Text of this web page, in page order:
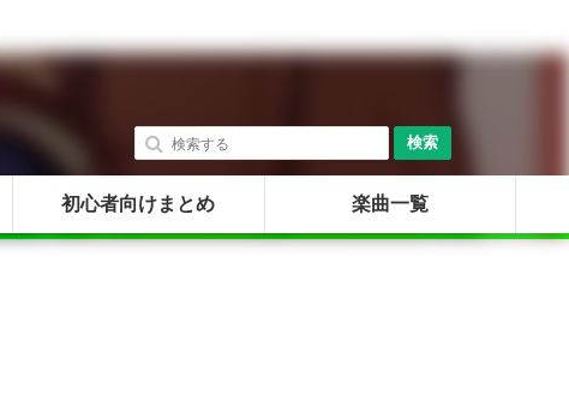
検索
初心者向けまとめ 楽曲一覧